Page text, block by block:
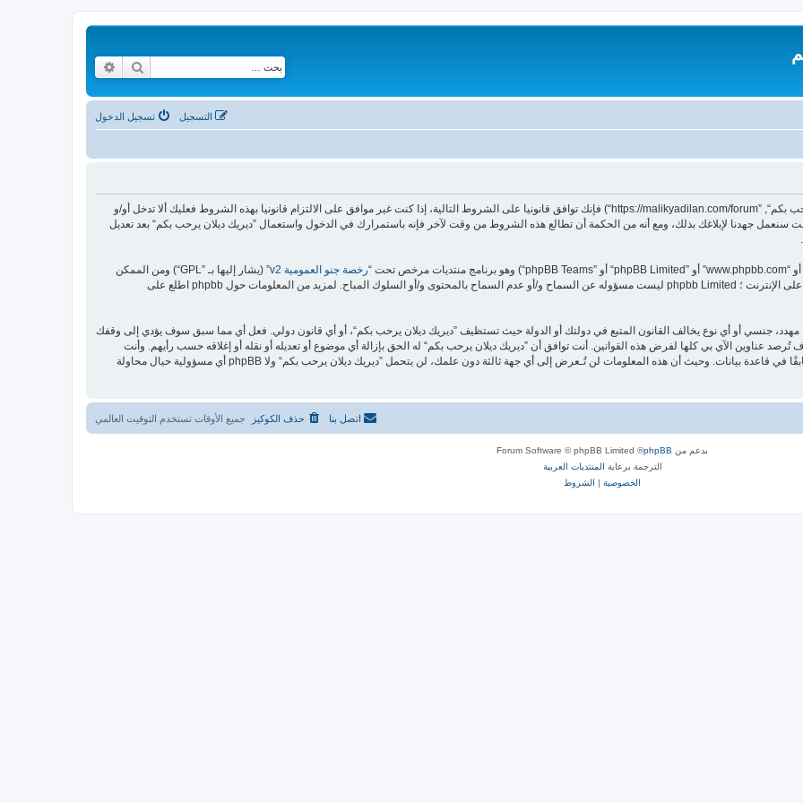
بحث
تسجيل الدخول التسجيل
بدخولك ”ديريك ديلان يرحب بكم“ (المشار إليها بـ”نحن“، ”ديريك ديلان يرحب بكم“, ”https://malikyadilan.com/forum“) فإنك توافق قانونيا على الشروط التالية، إذا كنت غير موافق على الالتزام قانونيا بهذه الشروط فعليك ألا تدخل أو/و
جهدنا لإبلاغك بذلك، ومع أنه من الحكمة أن تطالع هذه الشروط من وقت لآخر فإنه باستمرارك في الدخول واستعمال ”ديريك ديلان يرحب بكم“ بعد تعديل
رخصة جنو العمومية v2
” (يشار إليها بـ ”GPL“) ومن الممكن
جنسي أو أي نوع يخالف القانون المتبع في دولتك أو الدولة حيث تستظيف ”ديريك ديلان يرحب بكم“، أو أي قانون دولي. فعل أي مما سبق سوف يؤدي إلى وقفك
عناوين الآي بي كلها لفرض هذه القوانين. أنت توافق أن ”ديريك ديلان يرحب بكم“ له الحق بإزالة أي موضوع أو تعديله أو نقله أو إغلاقه حسب رأيهم. وأنت
بصفتك مشتركا أو مستخدما توافق أن تخزن المعلومات المدخلة كلها سابقًا في قاعدة بيانات. وحيث أن هذه المعلومات لن تُـعرض إلى أي جهة ثالثة دون علمك، لن يتحمل ”ديريك ديلان يرحب بكم“ ولا phpBB أي مسؤولية حيال محاولة
جميع الأوقات تستخدم التوقيت العالمي حذف الكوكيز اتصل بنا
بدعم من phpBB
® Forum Software © phpBB Limited
الترجمة برعاية المنتديات العربية
الخصوصية | الشروط